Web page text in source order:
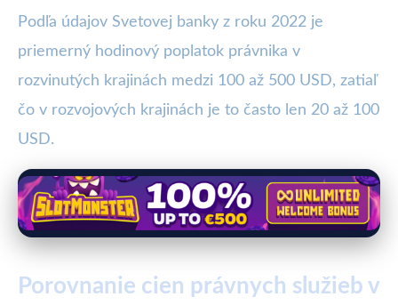
Podľa údajov Svetovej banky z roku 2022 je
priemerný hodinový poplatok právnika v
rozvinutých krajinách medzi 100 až 500 USD, zatiaľ
čo v rozvojových krajinách je to často len 20 až 100
USD.
Porovnanie cien právnych služieb v